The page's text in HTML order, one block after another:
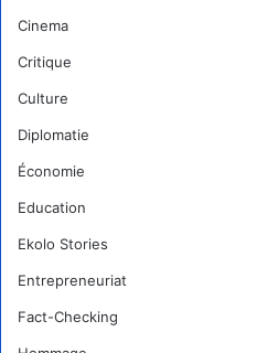
Cinema
Critique
Culture
Diplomatie
Économie
Education
Ekolo Stories
Entrepreneuriat
Fact-Checking